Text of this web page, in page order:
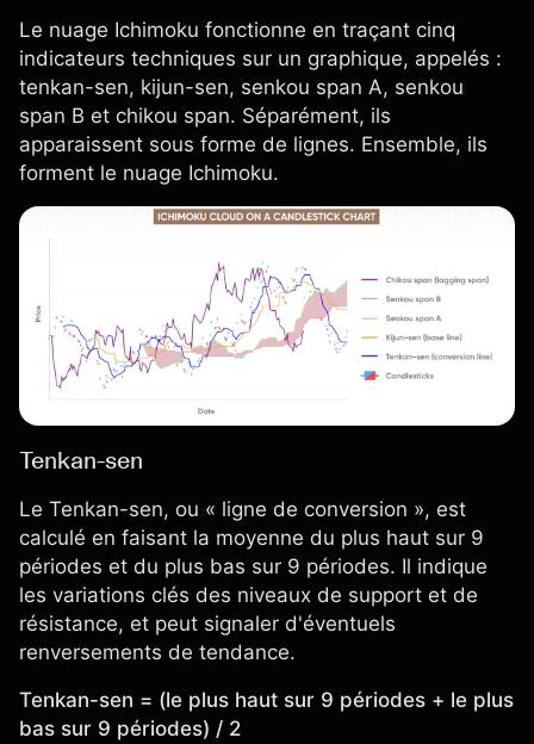
Le nuage Ichimoku fonctionne en traçant cinq
indicateurs techniques sur un graphique, appelés :
tenkan-sen, kijun-sen, senkou span A, senkou
span B et chikou span. Séparément, ils
apparaissent sous forme de lignes. Ensemble, ils
forment le nuage Ichimoku.
Tenkan-sen
Le Tenkan-sen, ou « ligne de conversion », est
calculé en faisant la moyenne du plus haut sur 9
périodes et du plus bas sur 9 périodes. Il indique
les variations clés des niveaux de support et de
résistance, et peut signaler d'éventuels
renversements de tendance.
Tenkan-sen = (le plus haut sur 9 périodes + le plus
bas sur 9 périodes) / 2